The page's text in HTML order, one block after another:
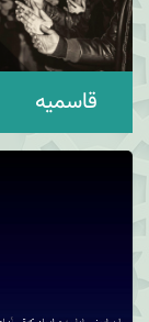
قاسمیه